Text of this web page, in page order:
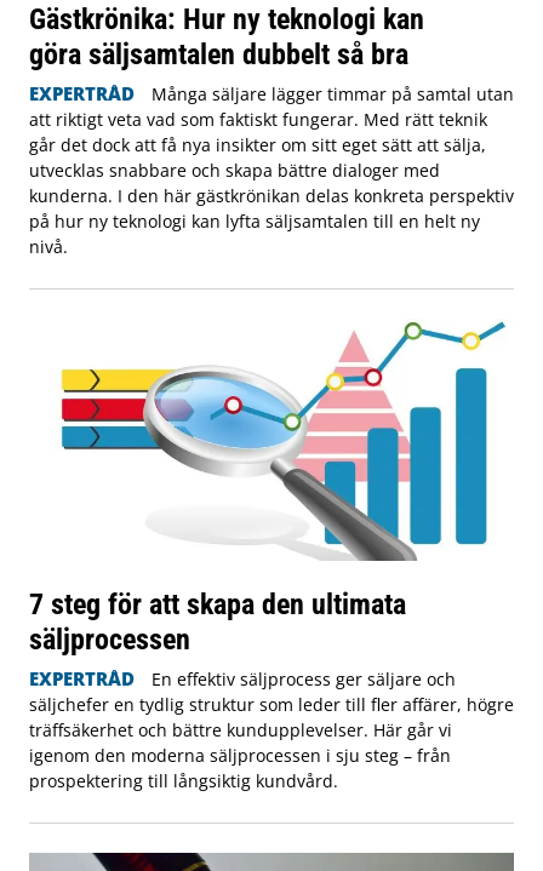
Gästkrönika: Hur ny teknologi kan
göra säljsamtalen dubbelt så bra
EXPERTRÅD
Många säljare lägger timmar på samtal utan
att riktigt veta vad som faktiskt fungerar. Med rätt teknik
går det dock att få nya insikter om sitt eget sätt att sälja,
utvecklas snabbare och skapa bättre dialoger med
kunderna. I den här gästkrönikan delas konkreta perspektiv
på hur ny teknologi kan lyfta säljsamtalen till en helt ny
nivå.
7 steg för att skapa den ultimata
säljprocessen
EXPERTRÅD
En effektiv säljprocess ger säljare och
säljchefer en tydlig struktur som leder till fler affärer, högre
träffsäkerhet och bättre kundupplevelser. Här går vi
igenom den moderna säljprocessen i sju steg – från
prospektering till långsiktig kundvård.